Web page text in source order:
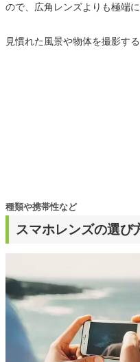
ので、広角レンズよりも極端
見慣れた風景や物体を撮影す
スマホレンズの選び
種類や携帯性など